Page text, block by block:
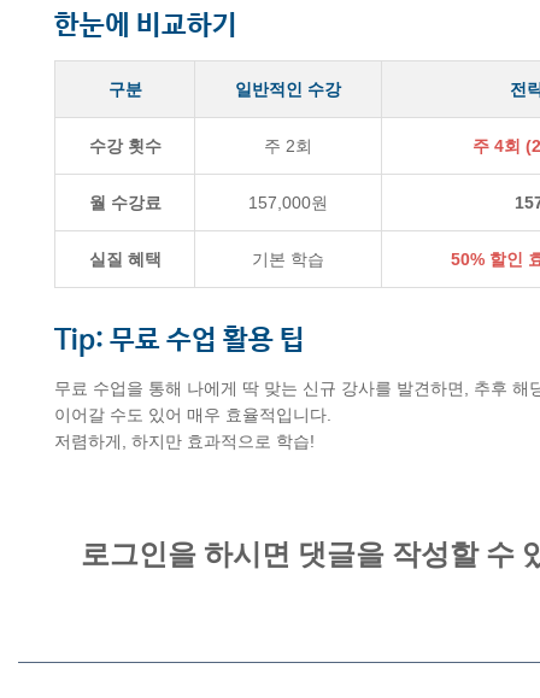
한눈에 비교하기
구분 일반적인 수강 전
수강 횟수 주 2회 주 4회
월 수강료 157,000원
실질 혜택 기본 학습 50% 할인
Tip: 무료 수업 활용 팁
무료 수업을 통해 나에게 딱 맞는 신규 강사를 발견하면, 추후 해
이어갈 수도 있어 매우 효율적입니다.
저렴하게, 하지만 효과적으로 학습!